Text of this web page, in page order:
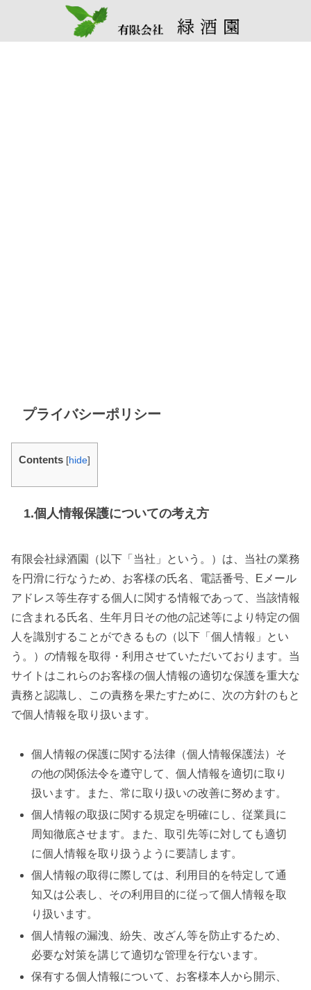
プライバシーポリシー
Contents [hide]
1.個人情報保護についての考え方
有限会社緑酒園（以下「当社」という。）は、当社の業務
を円滑に行なうため、お客様の氏名、電話番号、Eメール
アドレス等生存する個人に関する情報であって、当該情報
に含まれる氏名、生年月日その他の記述等により特定の個
人を識別することができるもの（以下「個人情報」とい
う。）の情報を取得・利用させていただいております。当
サイトはこれらのお客様の個人情報の適切な保護を重大な
責務と認識し、この責務を果たすために、次の方針のもと
で個人情報を取り扱います。
個人情報の保護に関する法律（個人情報保護法）そ
の他の関係法令を遵守して、個人情報を適切に取り
扱います。また、常に取り扱いの改善に努めます。
個人情報の取扱に関する規定を明確にし、従業員に
周知徹底させます。また、取引先等に対しても適切
に個人情報を取り扱うように要請します。
個人情報の取得に際しては、利用目的を特定して通
知又は公表し、その利用目的に従って個人情報を取
り扱います。
個人情報の漏洩、紛失、改ざん等を防止するため、
必要な対策を講じて適切な管理を行ないます。
保有する個人情報について、お客様本人から開示、